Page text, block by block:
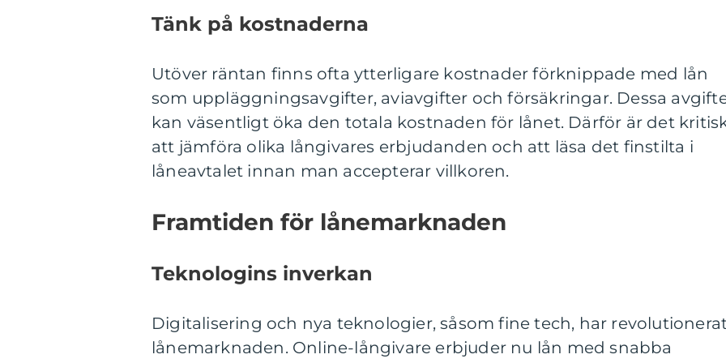
Tänk på kostnaderna
Utöver räntan finns ofta ytterligare kostnader förknippade med lån
som uppläggningsavgifter, aviavgifter och försäkringar. Dessa
kan väsentligt öka den totala kostnaden för lånet. Därför är det
att jämföra olika långivares erbjudanden och att läsa det finstilta i
låneavtalet innan man accepterar villkoren.
Framtiden för lånemarknaden
Teknologins inverkan
Digitalisering och nya teknologier, såsom fine tech, har
lånemarknaden. Online-långivare erbjuder nu lån med snabba